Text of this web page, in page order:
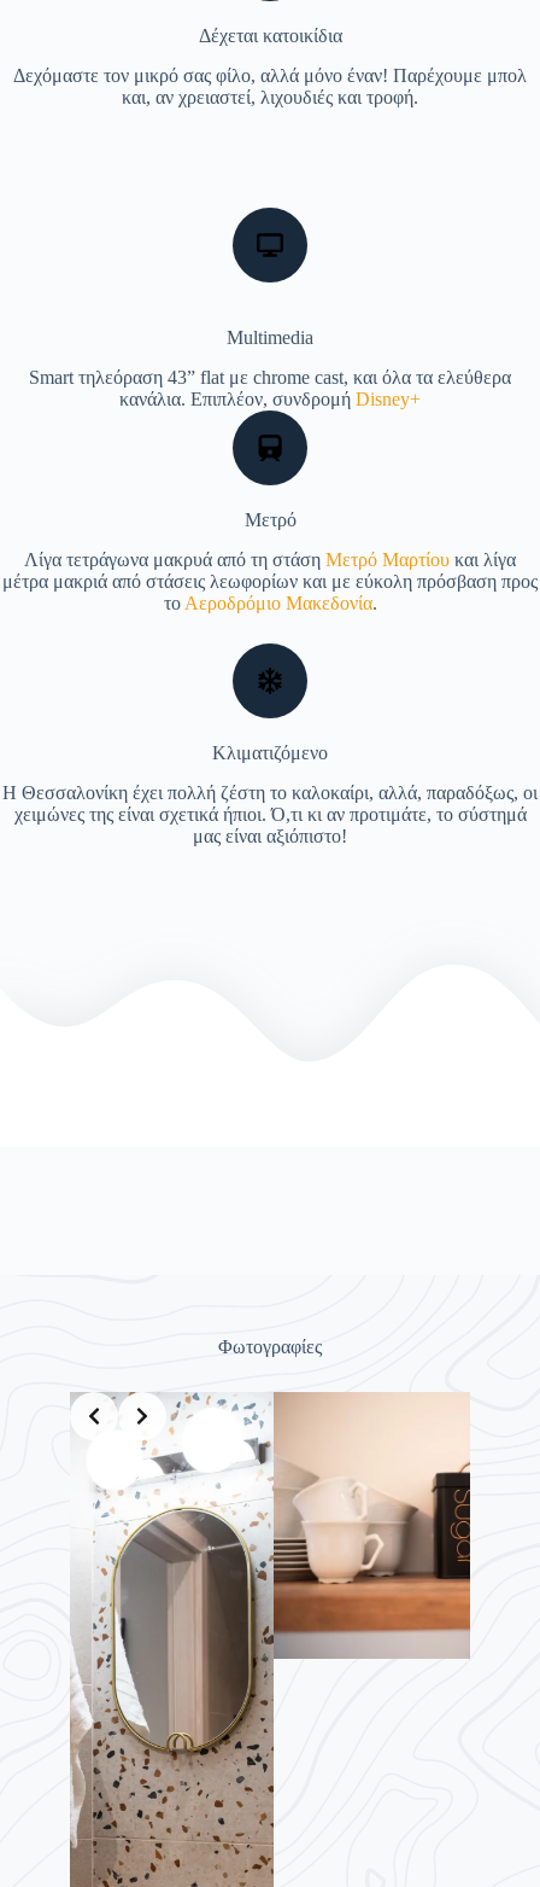
Δέχεται κατοικίδια
Δεχόμαστε τον μικρό σας φίλο, αλλά μόνο έναν! Παρέχουμε μπολ
και, αν χρειαστεί, λιχουδιές και τροφή.
Multimedia
Smart τηλεόραση 43” flat με chrome cast, και όλα τα ελεύθερα
κανάλια. Επιπλέον, συνδρομή Disney+
Μετρό
Λίγα τετράγωνα μακρυά από τη στάση Μετρό Μαρτίου και λίγα
μέτρα μακριά από στάσεις λεωφορίων και με εύκολη πρόσβαση προς
το Αεροδρόμιο Μακεδονία.
Κλιματιζόμενο
Η Θεσσαλονίκη έχει πολλή ζέστη το καλοκαίρι, αλλά, παραδόξως, οι
χειμώνες της είναι σχετικά ήπιοι. Ό,τι κι αν προτιμάτε, το σύστημά
μας είναι αξιόπιστο!
Φωτογραφίες
Slide 6 of 8